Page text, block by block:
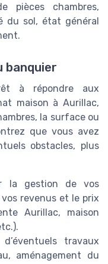
pièces chambres,
du sol, état général
banquier
à répondre aux
maison à Aurillac,
la surface ou
que vous avez
obstacles, plus
la gestion de vos
revenus et le prix
Aurillac, maison
travaux
aménagement du